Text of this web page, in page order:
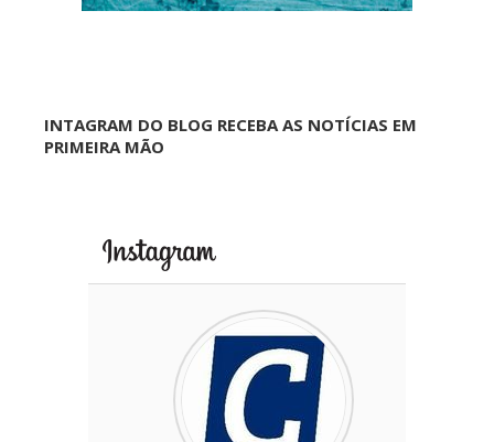
INTAGRAM DO BLOG RECEBA AS NOTÍCIAS EM
PRIMEIRA MÃO